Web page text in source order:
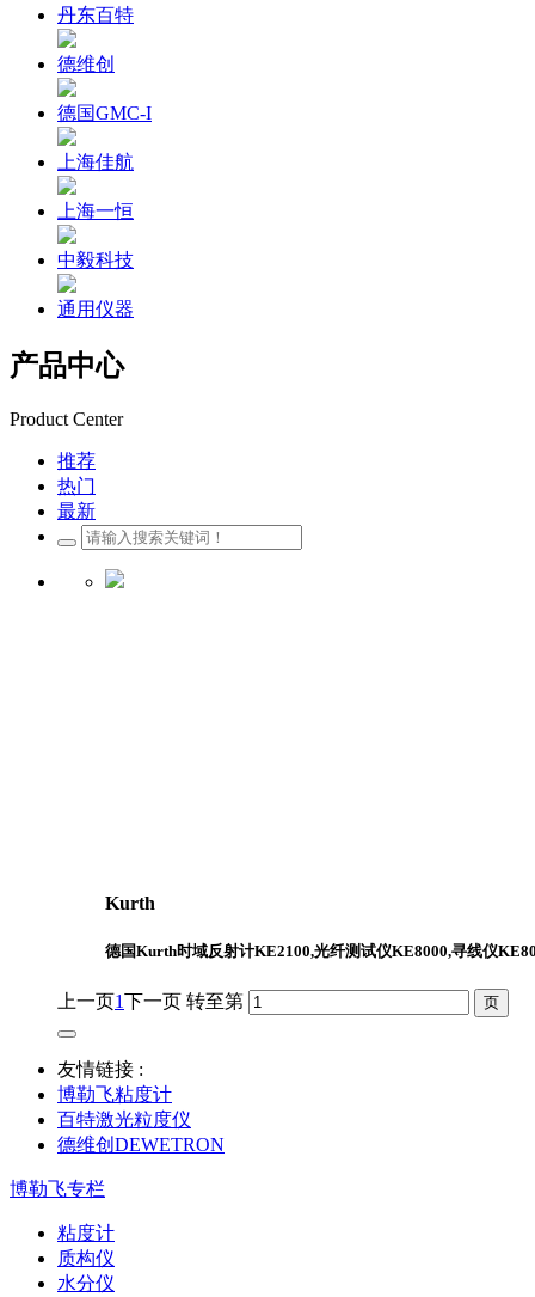
丹东百特
德维创
德国GMC-I
上海佳航
上海一恒
中毅科技
通用仪器
产品中心
Product Center
推荐
热门
最新
Kurth
德国Kurth时域反射计KE2100,光纤测试仪KE8000,寻线仪
上一页1下一页 转至第
友情链接 :
博勒飞粘度计
百特激光粒度仪
德维创DEWETRON
博勒飞专栏
粘度计
质构仪
水分仪